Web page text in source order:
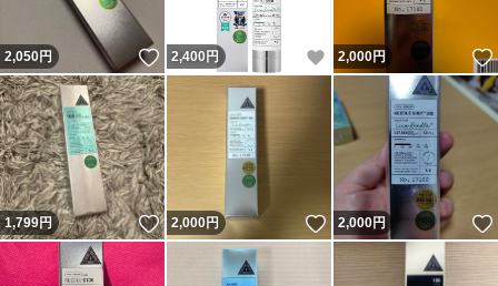
2,050円 いいね！
2,400 円 いいね！
2,000円
1,799円 いいね！
2,000円 いいね！
2,000円